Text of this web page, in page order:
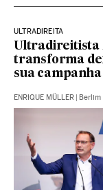
ULTRADIREITA
Ultradireitista
transforma
sua campanha
ENRIQUE MÜLLER Berlim